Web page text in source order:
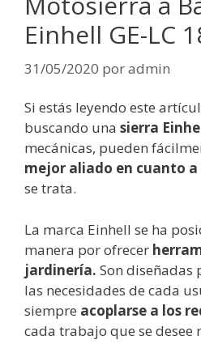
Einhell GE-LC
31/05/2020 poradmin
Si estás leyendo este
buscando una sierra
mecánicas, pueden
mejor aliado en cuanto
se trata.
La marca Einhell se ha
manera por ofrecer
jardinería. Son diseñadas
las necesidades de cada
siempre acoplarse a los
cada trabajo que se desee